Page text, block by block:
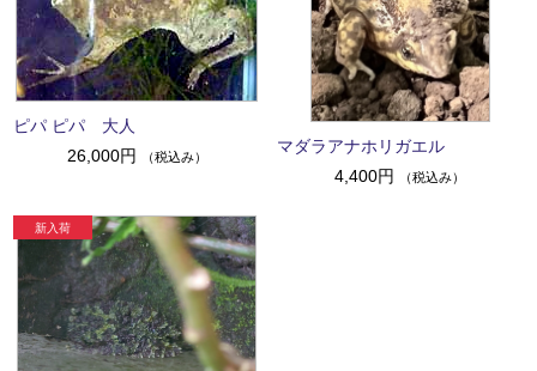
ピパ ピパ 大人
26,000円
（税込み）
マダラアナホリガエル
4,400円
（税込み）